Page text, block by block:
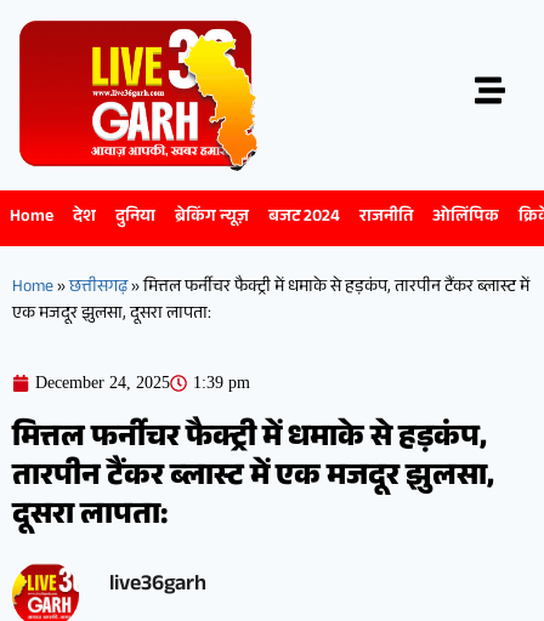
Home देश दुनिया ब्रेकिंग न्यूज़ बजट 2024 राजनीति ओलिंपिक
Home»छत्तीसगढ़»मित्तल फर्नीचर फैक्ट्री में धमाके से हड़कंप, तारपीन टैंकर ब्लास्ट में
एक मजदूर झुलसा, दूसरा लापता:
December 24, 2025 1:39 pm
मित्तल फर्नीचर फैक्ट्री में धमाके से हड़कंप,
तारपीन टैंकर ब्लास्ट में एक मजदूर झुलसा,
दूसरा लापता:
live36garh